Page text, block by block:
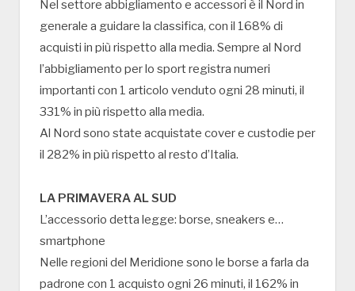
Nel settore abbigliamento e accessori è il Nord in
generale a guidare la classifica, con il 168% di
acquisti in più rispetto alla media. Sempre al Nord
l’abbigliamento per lo sport registra numeri
importanti con 1 articolo venduto ogni 28 minuti, il
331% in più rispetto alla media.
Al Nord sono state acquistate cover e custodie per
il 282% in più rispetto al resto d’Italia.
LA PRIMAVERA AL SUD
L’accessorio detta legge: borse, sneakers e…
smartphone
Nelle regioni del Meridione sono le borse a farla da
padrone con 1 acquisto ogni 26 minuti, il 162% in